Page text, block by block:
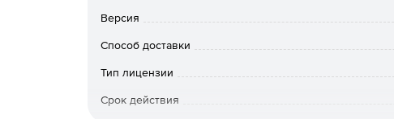
изменений.
Faronics Deep Freeze обеспечивает компьютеры
модификаций, даже если пользователи имеют доступ
Версия
Способ доставки
Тип лицензии
Срок действия